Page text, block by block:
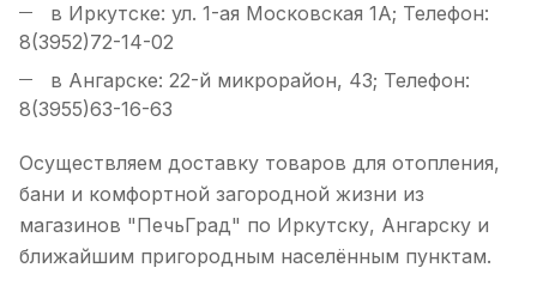
в Иркутске: ул. 1-ая Московская 1А; Телефон:
8(3952)72-14-02
в Ангарске: 22-й микрорайон, 43; Телефон:
8(3955)63-16-63
Осуществляем доставку товаров для отопления,
бани и комфортной загородной жизни из
магазинов "ПечьГрад" по Иркутску, Ангарску и
ближайшим пригородным населённым пунктам.